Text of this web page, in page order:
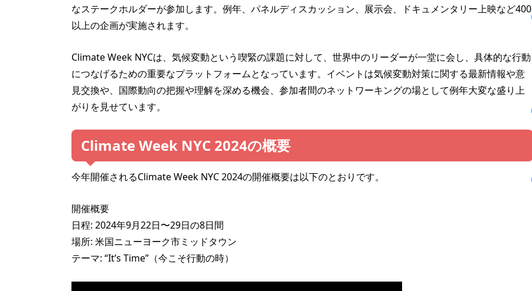
なステークホルダーが参加します。例年、パネルディスカッション、展示会、ドキュメンタリー上映など400
以上の企画が実施されます。
Climate Week NYCは、気候変動という喫緊の課題に対して、世界中のリーダーが一堂に会し、具体的な行動
につなげるための重要なプラットフォームとなっています。イベントは気候変動対策に関する最新情報や意
見交換や、国際動向の把握や理解を深める機会、参加者間のネットワーキングの場として例年大変な盛り上
がりを見せています。
Climate Week NYC 2024の概要
今年開催されるClimate Week NYC 2024の開催概要は以下のとおりです。
開催概要
日程: 2024年9月22日〜29日の8日間
場所: 米国ニューヨーク市ミッドタウン
テーマ: “It’s Time”（今こそ行動の時）